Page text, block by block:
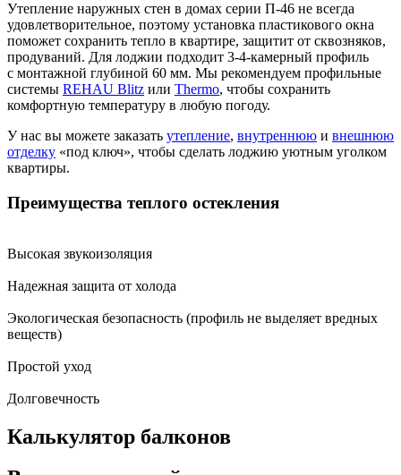
Утепление наружных стен в домах серии П-46 не всегда
удовлетворительное, поэтому установка пластикового окна
поможет сохранить тепло в квартире, защитит от сквозняков,
продуваний. Для лоджии подходит 3-4-камерный профиль
с монтажной глубиной 60 мм. Мы рекомендуем профильные
системы REHAU Blitz или Thermo, чтобы сохранить
комфортную температуру в любую погоду.
У нас вы можете заказать утепление, внутреннюю и внешнюю
отделку «под ключ», чтобы сделать лоджию уютным уголком
квартиры.
Преимущества теплого остекления
Высокая звукоизоляция
Надежная защита от холода
Экологическая безопасность (профиль не выделяет вредных
веществ)
Простой уход
Долговечность
Калькулятор балконов